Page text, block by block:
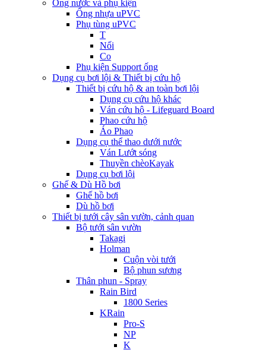
Ống nước và phụ kiện
Ống nhựa uPVC
Phụ tùng uPVC
T
Nối
Co
Phụ kiện Support ống
Dụng cụ bơi lội & Thiết bị cứu hộ
Thiết bị cứu hộ & an toàn bơi lội
Dụng cụ cứu hộ khác
Ván cứu hộ - Lifeguard Board
Phao cứu hộ
Áo Phao
Dụng cụ thể thao dưới nước
Ván Lướt sóng
Thuyền chèoKayak
Dụng cụ bơi lội
Ghế & Dù Hồ bơi
Ghế hồ bơi
Dù hồ bơi
Thiết bị tưới cây sân vườn, cảnh quan
Bộ tưới sân vườn
Takagi
Holman
Cuộn vòi tưới
Bộ phun sương
Thân phun - Spray
Rain Bird
1800 Series
KRain
Pro-S
NP
K